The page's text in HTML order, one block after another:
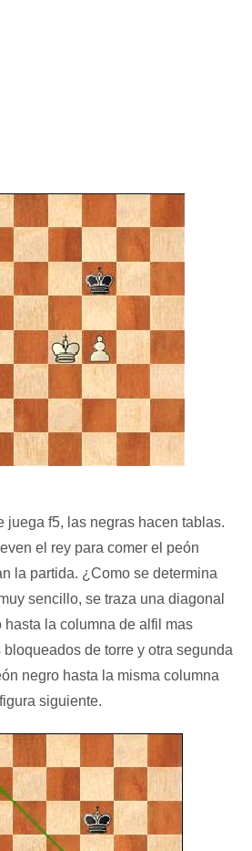
juega f5, las negras hacen tablas.
el rey para comer el peón
la partida. ¿Como se determina
sencillo, se traza una diagonal
la columna de alfil mas
de torre y otra segunda
negro hasta la misma columna
siguiente.